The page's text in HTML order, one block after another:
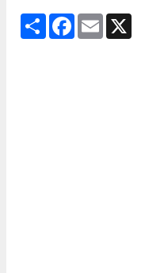
Share Facebook
Email